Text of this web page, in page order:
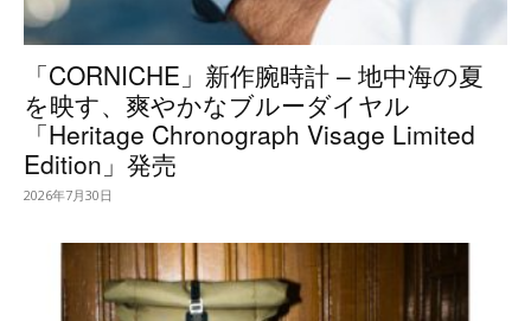
「CORNICHE」新作腕時計 – 地中海の夏
を映す、爽やかなブルーダイヤル
「Heritage Chronograph Visage Limited
Edition」発売
2026年7月30日